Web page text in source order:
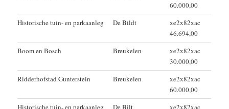
60.000,00
Historische tuin- en parkaanleg
De Bildt
xe2x82xac
46.694,00
Boom en Bosch
Breukelen
xe2x82xac
30.000,00
Ridderhofstad Gunterstein
Breukelen
xe2x82xac
60.000,00
Historische tuin- en parkaanleg
De Bilt
xe2x82xac